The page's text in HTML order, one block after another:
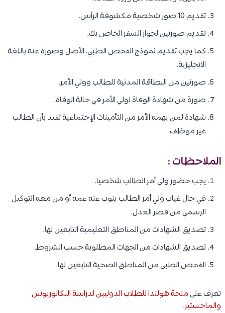
تقديم 10 صور شخصية مكشوفة الرأس.
تقديم صورتين لجواز السفر الخاص بك.
كما يجب تقديم نموذج الفحص الطبي، الأصل وصورة عنه باللغة
الانجليزية.
صورتين من البطاقة المدنية للطالب وولي الأمر.
صورة من شهادة الوفاة لولي الأمر في حالة الوفاة.
شهادة لمن يهمه الأمر من التأمينات الإجتماعية تفيد بأن الطالب
غير موظف
الملاحظات :
يجب حضور ولي أمر الطالب شخصيا.
في حال غياب ولي أمر الطالب ينوب عنه عمه أو من معه التوكيل
الرسمي من قصر العدل.
تصديق الشهادات من المناطق التعليمية التابعين لها.
تصديق الشهادات من الجهات المطلوبة حسب الشروط.
الفحص الطبي من المناطق الصحية التابعين لها.
تعرف علىمنحة هولندا للطلاب الدوليين لدراسة البكالوريوس
والماجستير.